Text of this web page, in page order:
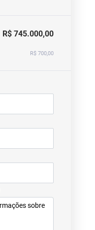
R$ 745.000,00
R$ 700,00